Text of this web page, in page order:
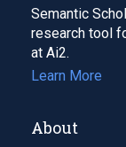
Semantic
research tool
at Ai2.
Learn More
About